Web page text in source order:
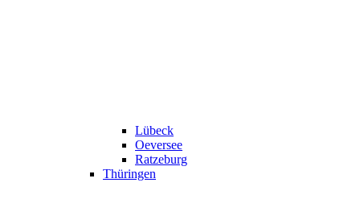
Lübeck
Oeversee
Ratzeburg
Thüringen